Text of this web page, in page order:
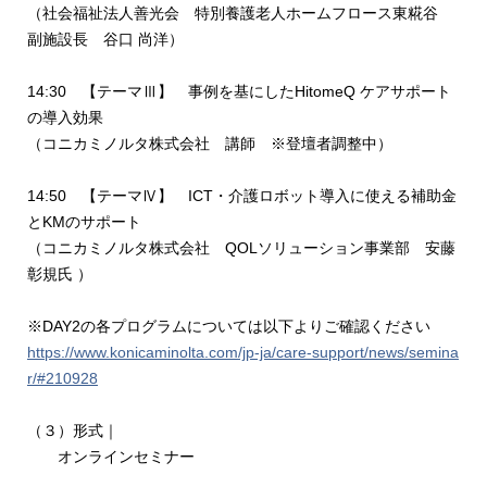
（社会福祉法人善光会 特別養護老人ホームフロース東糀谷
副施設長 谷口 尚洋）
14:30 【テーマⅢ】 事例を基にしたHitomeQ ケアサポート
の導入効果
（コニカミノルタ株式会社 講師 ※登壇者調整中）
14:50 【テーマⅣ】 ICT・介護ロボット導入に使える補助金
とKMのサポート
（コニカミノルタ株式会社 QOLソリューション事業部 安藤
彰規氏 ）
※DAY2の各プログラムについては以下よりご確認ください
https://www.konicaminolta.com/jp-ja/care-support/news/semina
r/#210928
（３）形式｜
オンラインセミナー